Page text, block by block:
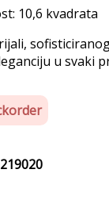
10,6 kvadrata
u svaki